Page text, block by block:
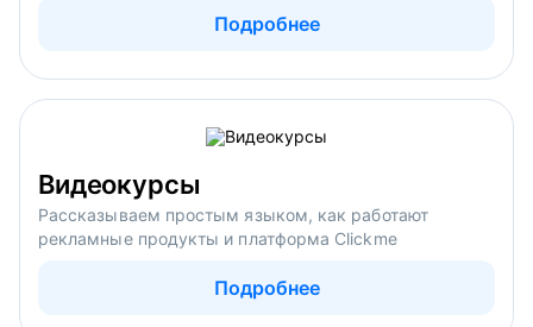
Подробнее
Видеокурсы
Рассказываем простым языком, как работают
рекламные продукты и платформа Clickme
Подробнее